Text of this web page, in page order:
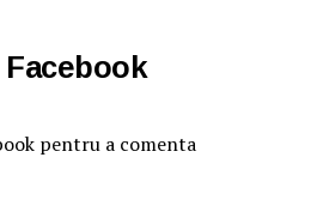
pentru a comenta